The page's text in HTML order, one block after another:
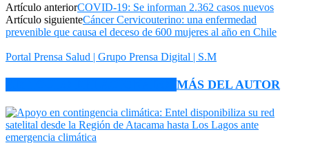
Artículo anteriorCOVID-19: Se informan 2.362 casos nuevos
Artículo siguienteCáncer Cervicouterino: una enfermedad
prevenible que causa el deceso de 600 mujeres al año en Chile
Portal Prensa Salud | Grupo Prensa Digital | S.M
MÁS DEL AUTOR